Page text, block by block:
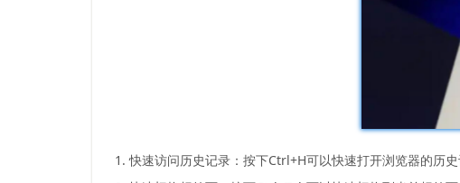
1. 快速访问历史记录：按下Ctrl+H可以快速打开浏览器的历史